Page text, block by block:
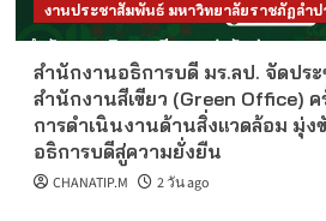
งานประชาสัมพันธ์ มหาวิทยาลัยราชภัฏลำป
สำนักงานอธิการบดี มร.ลป. จัดปร
สำนักงานสีเขียว (Green Office)
การดำเนินงานด้านสิ่งแวดล้อม มุ่ง
อธิการบดีสู่ความยั่งยืน
CHANATIP.M 2 วัน ago